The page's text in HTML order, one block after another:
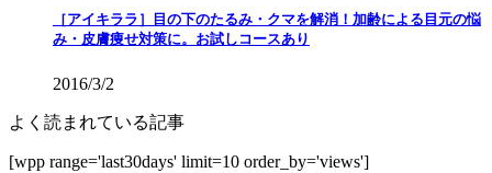
［アイキララ］目の下のたるみ・クマを解消！加齢による目元の悩
み・皮膚痩せ対策に。お試しコースあり
2016/3/2
よく読まれている記事
[wpp range='last30days' limit=10 order_by='views']